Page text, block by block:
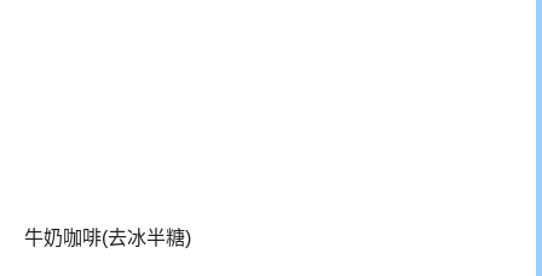
牛奶咖啡(去冰半糖)